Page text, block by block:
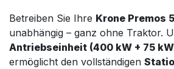
Betreiben Sie Ihre Krone Premos
unabhängig – ganz ohne Traktor.
Antriebseinheit (400 kW + 75
ermöglicht den vollständigen